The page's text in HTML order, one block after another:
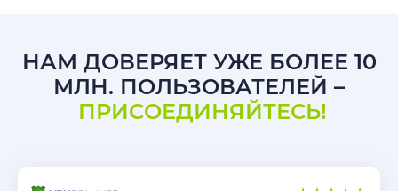
НАМ ДОВЕРЯЕТ УЖЕ БОЛЕЕ 10
МЛН. ПОЛЬЗОВАТЕЛЕЙ –
ПРИСОЕДИНЯЙТЕСЬ!